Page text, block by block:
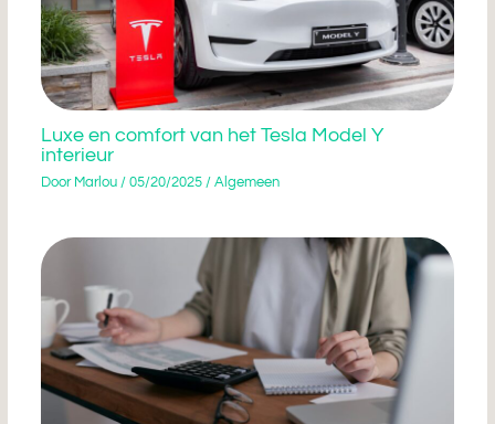
Luxe en comfort van het Tesla Model Y
interieur
Door Marlou / 05/20/2025 / Algemeen